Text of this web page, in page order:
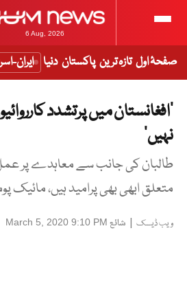
6 Aug, 2026
صفحۂ اول تازہ ترین پاکستان دنیا ایران-
’افغانستان میں پرتشدد
نہیں‘
طالبان کی جانب سے معاہدے پر
متعلق ابھی بھی پرامید ہیں، مائیک
ویب ڈیسک | شائع March 5, 2020 9:10 PM